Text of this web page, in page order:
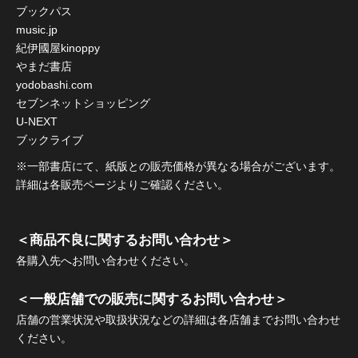
ブックパス
music.jp
紀伊國屋kinoppy
やまだ書店
yodobashi.com
セブンネットショッピング
U-NEXT
ブックライブ
※一部書店にて、紙版との販売価格が異なる場合がございます。
詳細は各販売ページよりご確認ください。
＜商品不良に関するお問い合わせ＞
各購入先へお問い合わせください。
＜一般店舗での販売に関するお問い合わせ＞
店舗の営業状況や取扱状況などの詳細は各店舗までお問い合わせ
ください。